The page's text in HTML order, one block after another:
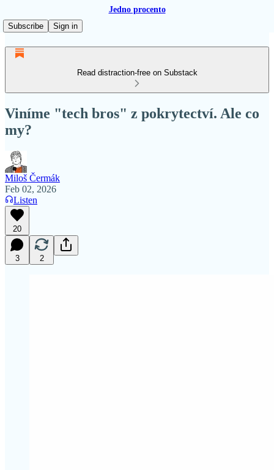
Jedno procento
Subscribe
Sign in
Read distraction-free on Substack
Viníme "tech bros" z pokrytectví. Ale co
my?
Miloš Čermák
Feb 02, 2026
Listen
20
3 2